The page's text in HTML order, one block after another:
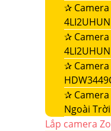
✰
4LI2UHUN
✰
4LI2UHUN
✰ Camera
✰ Camera
Ngoài Trời
Lắp camera